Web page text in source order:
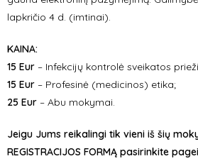
lapkričio 4 d. (imtinai).
KAINA:
15 Eur – Infekcijų kontrolė sveikatos
15 Eur – Profesinė (medicinos) etika;
25 Eur – Abu mokymai.
Jeigu Jums reikalingi tik vieni iš šių
REGISTRACIJOS FORMĄ pasirinkite